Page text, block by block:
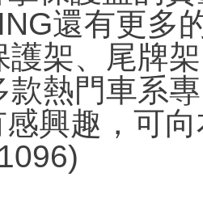
還有更多
護架、尾牌
款熱門車系
興趣，可